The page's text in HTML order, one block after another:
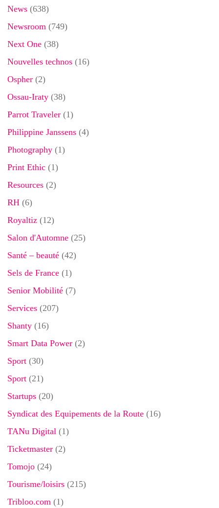
News (638)
Newsroom (749)
Next One (38)
Nouvelles technos (16)
Ospher (2)
Ossau-Iraty (38)
Parrot Traveler (1)
Philippine Janssens (4)
Photography (1)
Print Ethic (1)
Resources (2)
RH (6)
Royaltiz (12)
Salon d'Automne (25)
Santé – beauté (42)
Sels de France (1)
Senior Mobilité (7)
Services (207)
Shanty (16)
Smart Data Power (2)
Sport (30)
Sport (21)
Startups (20)
Syndicat des Equipements de la Route (16)
TANu Digital (1)
Ticketmaster (2)
Tomojo (24)
Tourisme/loisirs (215)
Tribloo.com (1)